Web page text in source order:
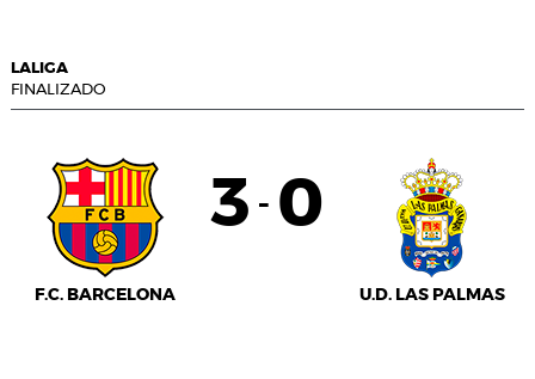
LALIGA
FINALIZADO
F.C. BARCELONA
3 - 0
U.D. LAS PALMAS